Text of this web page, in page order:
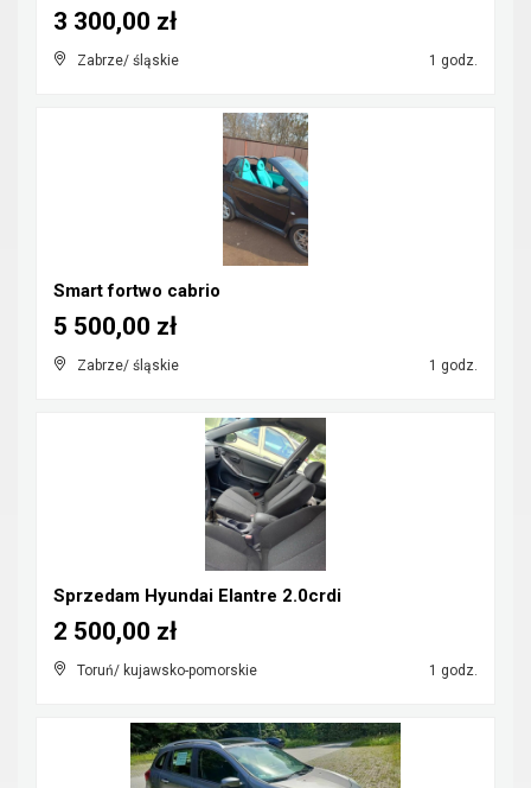
Zabrze/ śląskie 1 godz.
3 300,00 zł
Smart fortwo cabrio
Zabrze/ śląskie 1 godz.
5 500,00 zł
Sprzedam Hyundai Elantre 2.0crdi
Toruń/ kujawsko-pomorskie 1 godz.
2 500,00 zł